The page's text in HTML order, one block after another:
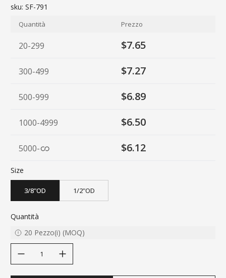
sku: SF-791
Quantità Prezzo
20-299 $7.65
300-499 $7.27
500-999 $6.89
1000-4999 $6.50
5000- $6.12
Size
3/8"OD 1/2"OD
Quantità
20 Pezzo(i) (MOQ)